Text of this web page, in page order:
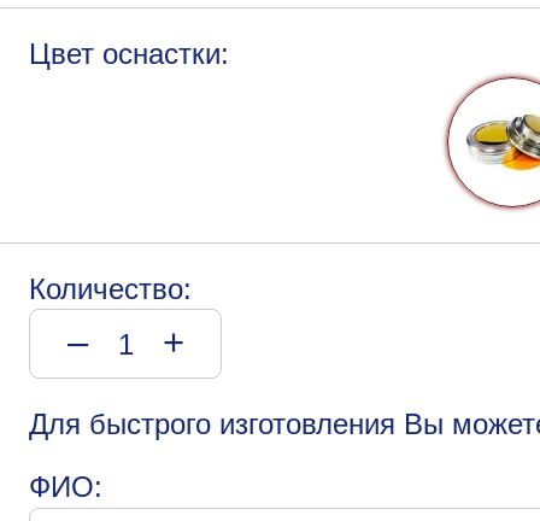
Цвет оснастки:
Количество:
– +
Для быстрого изготовления Вы
ФИО: